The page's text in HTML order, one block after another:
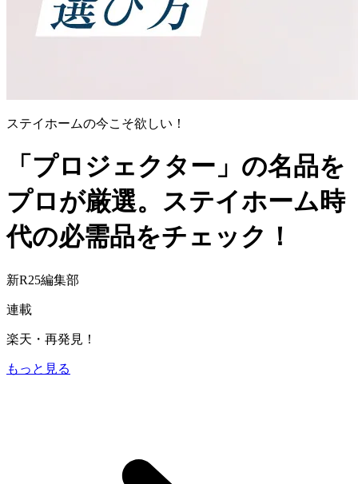
ステイホームの今こそ欲しい！
「プロジェクター」の名品を
プロが厳選。ステイホーム時
代の必需品をチェック！
新R25編集部
連載
楽天・再発見！
もっと見る